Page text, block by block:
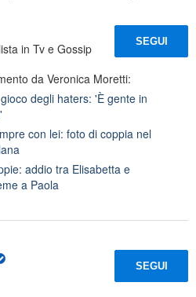
in Tv e Gossip
SEGUI
da Veronica Moretti:
degli haters: 'È gente in
con lei: foto di coppia nel
addio tra Elisabetta e
a Paola
SEGUI